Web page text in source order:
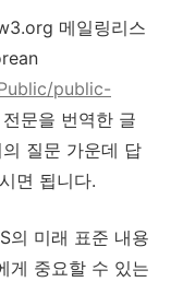
메일링리스
public-
전문을 번역한 글
질문 가운데 답
면 됩니다.
의 미래 표준 내용
게 중요할 수 있는